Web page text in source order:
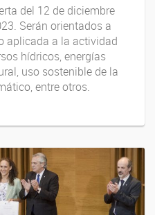
del 12 de diciembre
Serán orientados a
aplicada a la actividad
hídricos, energías
uso sostenible de la
entre otros.